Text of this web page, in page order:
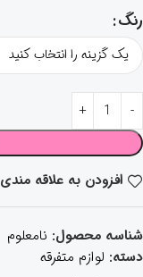
رنگ
افزودن به علاقه مندی
شناسه محصول: نامعلوم
دسته: لوازم متفرقه